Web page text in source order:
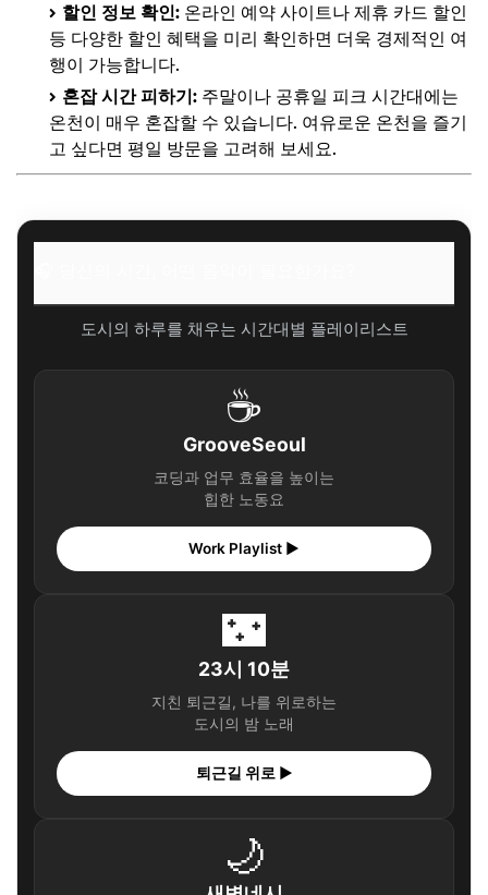
할인 정보 확인: 온라인 예약 사이트나 제휴 카드 할인
등 다양한 할인 혜택을 미리 확인하면 더욱 경제적인 여
행이 가능합니다.
혼잡 시간 피하기: 주말이나 공휴일 피크 시간대에는
온천이 매우 혼잡할 수 있습니다. 여유로운 온천을 즐기
고 싶다면 평일 방문을 고려해 보세요.
도시의 하루를 채우는 시간대별 플레이리스트
☕
GrooveSeoul
코딩과 업무 효율을 높이는
힙한 노동요
Work Playlist ▶
🌃
23시 10분
지친 퇴근길, 나를 위로하는
도시의 밤 노래
퇴근길 위로 ▶
🌙